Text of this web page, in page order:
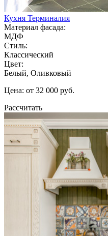
Кухня Терминалия
Материал фасада:
МДФ
Стиль:
Классический
Цвет:
Белый, Оливковый
Цена: от 32 000 руб.
Рассчитать